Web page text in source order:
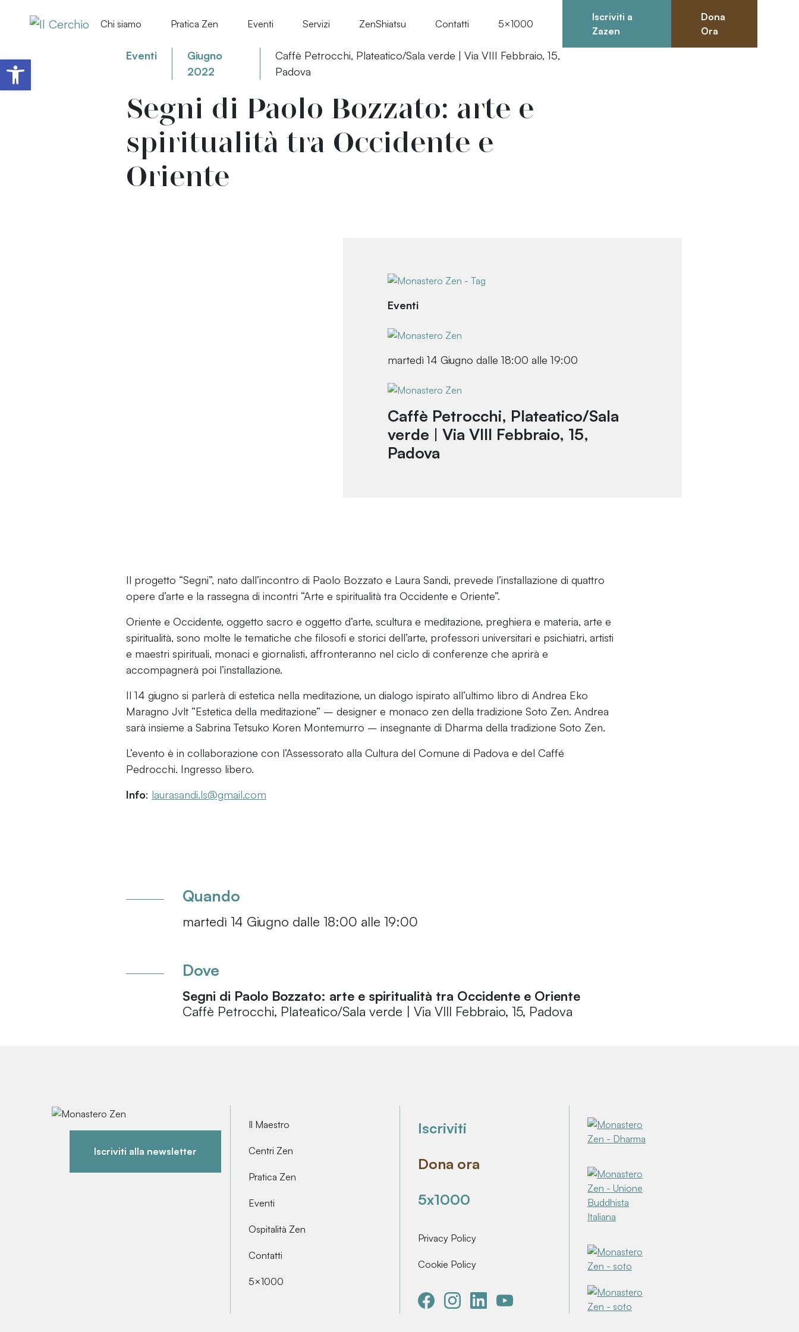
Chi siamo Pratica Zen Eventi Servizi ZenShiatsu Contatti 5×1000
Iscriviti a
Zazen
Dona
Ora
Eventi
Giugno
2022
Caffè Petrocchi, Plateatico/Sala verde | Via VIII Febbraio, 15,
Padova
Segni di Paolo Bozzato: arte e
spiritualità tra Occidente e
Oriente
Eventi
martedì 14 Giugno dalle 18:00 alle 19:00
Caffè Petrocchi, Plateatico/Sala
verde | Via VIII Febbraio, 15,
Padova
Il progetto “Segni”, nato dall’incontro di Paolo Bozzato e Laura Sandi, prevede l’installazione di quattro
opere d’arte e la rassegna di incontri “Arte e spiritualità tra Occidente e Oriente”.
Oriente e Occidente, oggetto sacro e oggetto d’arte, scultura e meditazione, preghiera e materia, arte e
spiritualità, sono molte le tematiche che filosofi e storici dell’arte, professori universitari e psichiatri, artisti
e maestri spirituali, monaci e giornalisti, affronteranno nel ciclo di conferenze che aprirà e
accompagnerà poi l’installazione.
Il 14 giugno si parlerà di estetica nella meditazione, un dialogo ispirato all’ultimo libro di Andrea Eko
Maragno Jvlt “Estetica della meditazione” – designer e monaco zen della tradizione Soto Zen. Andrea
sarà insieme a Sabrina Tetsuko Koren Montemurro – insegnante di Dharma della tradizione Soto Zen.
L’evento è in collaborazione con l’Assessorato alla Cultura del Comune di Padova e del Caffé
Pedrocchi. Ingresso libero.
Info: laurasandi.ls@gmail.com
Quando
martedì 14 Giugno dalle 18:00 alle 19:00
Dove
Segni di Paolo Bozzato: arte e spiritualità tra Occidente e Oriente
Caffè Petrocchi, Plateatico/Sala verde | Via VIII Febbraio, 15, Padova
Iscriviti alla newsletter
Il Maestro
Centri Zen
Pratica Zen
Eventi
Ospitalità Zen
Contatti
5×1000
Iscriviti
Dona ora
5x1000
Privacy Policy
Cookie Policy
Apri la barra degli strumenti